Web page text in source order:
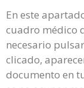
En este
cuadro médico
necesario
clicado,
documento en